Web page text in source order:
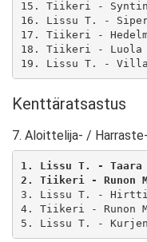
15. Tiikeri -
16. Lissu T. -
17. Tiikeri -
18. Tiikeri - Luola
19. Lissu T. -
Kenttäratsastus
7. Aloittelija- /
1. Lissu T. - Taara
2. Tiikeri - Runon
3. Lissu T. -
4. Tiikeri - Runon
5. Lissu T. - Kurjen